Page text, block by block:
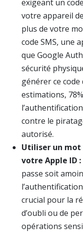
exigeant un
votre appareil
plus de votre
code SMS, une
que Google
sécurité
générer ce code
estimations,
contre le
autorisé.
Utiliser un mot
votre Apple ID :
passe soit
crucial pour la
d’oubli ou de
opérations